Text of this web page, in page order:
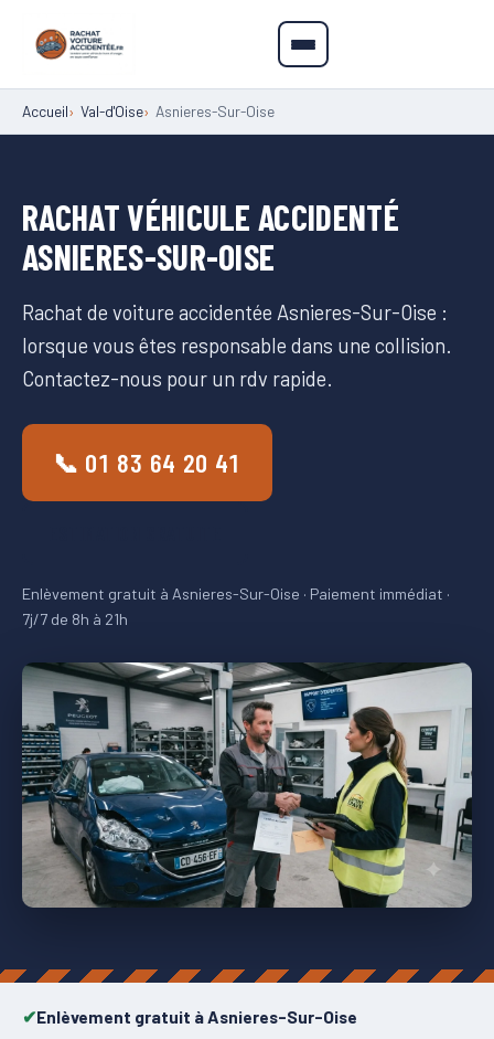
Accueil Val-d'Oise Asnieres-Sur-Oise
RACHAT VÉHICULE ACCIDENTÉ
ASNIERES-SUR-OISE
Rachat de voiture accidentée Asnieres-Sur-Oise :
lorsque vous êtes responsable dans une collision.
Contactez-nous pour un rdv rapide.
📞 01 83 64 20 41
Enlèvement gratuit à Asnieres-Sur-Oise · Paiement immédiat ·
7j/7 de 8h à 21h
Enlèvement gratuit à Asnieres-Sur-Oise